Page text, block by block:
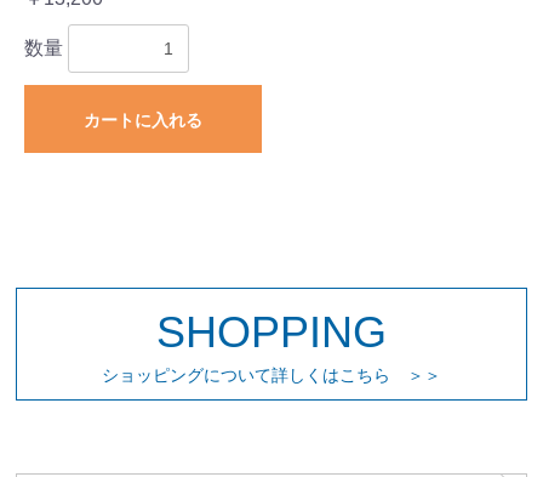
数量
カートに入れる
SHOPPING
ショッピングについて詳しくはこちら ＞＞